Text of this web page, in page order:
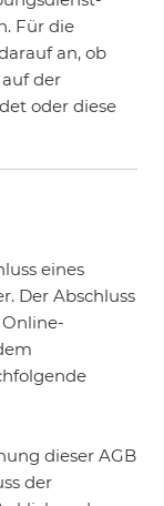
Für die
an, ob
der
oder diese
eines
Der Abschluss
dieser AGB
der